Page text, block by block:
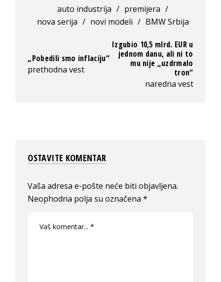
auto industrija / premijera /
nova serija / novi modeli / BMW Srbija
„Pobedili smo inflaciju“
prethodna vest
Izgubio 10,5 mlrd. EUR u
jednom danu, ali ni to
mu nije „uzdrmalo
tron“
naredna vest
OSTAVITE KOMENTAR
Vaša adresa e-pošte neće biti objavljena.
Neophodna polja su označena*